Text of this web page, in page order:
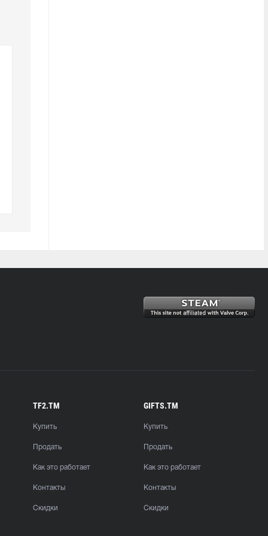
TF2.TM
Купить
Продать
Как это работает
Контакты
Скидки
GIFTS.TM
Купить
Продать
Как это работает
Контакты
Скидки